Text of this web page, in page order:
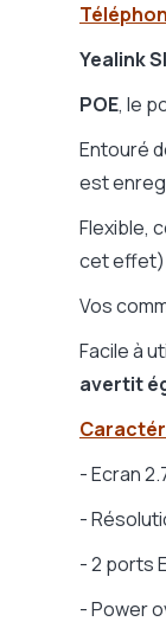
Clavier
Port USB
Yealink
POE, le
Entouré
est
Flexible,
cet
Vos
Facile à
avertit
- Ecran
-
- 2 ports
- Power